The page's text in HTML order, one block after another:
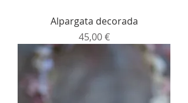
Alpargata decorada
Precio
45,00 €